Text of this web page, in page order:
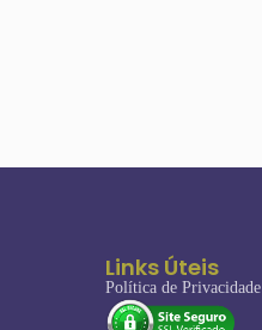
Links Úteis
Política de Privacidade